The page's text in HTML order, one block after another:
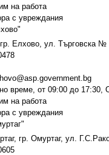
на работа
с увреждания
Елхово, ул. Търговска №
време, от 09:00 до
на работа
с увреждания
гр. Омуртаг, ул.